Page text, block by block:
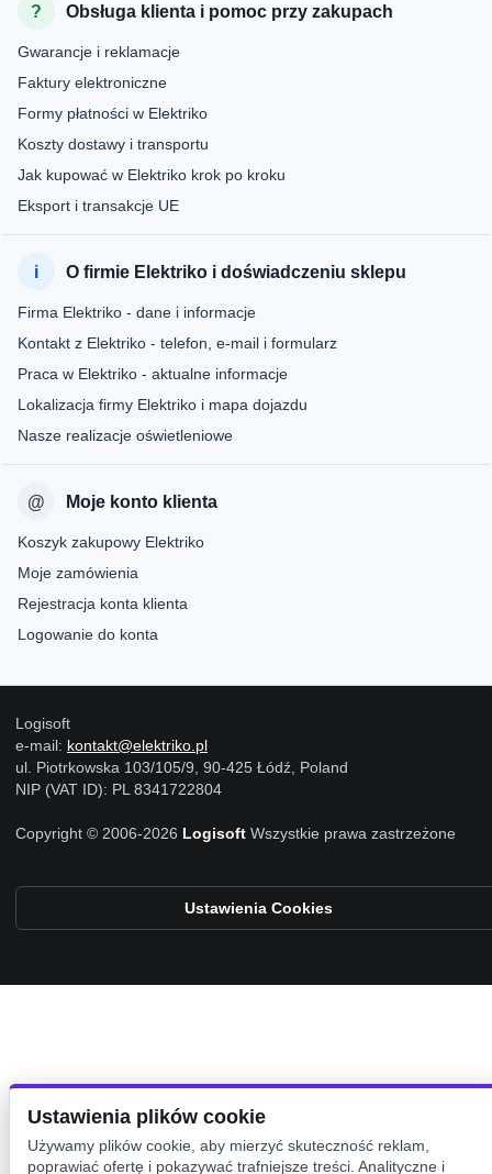
Obsługa klienta i pomoc przy zakupach
Gwarancje i reklamacje
Faktury elektroniczne
Formy płatności w Elektriko
Koszty dostawy i transportu
Jak kupować w Elektriko krok po kroku
Eksport i transakcje UE
O firmie Elektriko i doświadczeniu sklepu
Firma Elektriko - dane i informacje
Kontakt z Elektriko - telefon, e-mail i formularz
Praca w Elektriko - aktualne informacje
Lokalizacja firmy Elektriko i mapa dojazdu
Nasze realizacje oświetleniowe
Moje konto klienta
Koszyk zakupowy Elektriko
Moje zamówienia
Rejestracja konta klienta
Logowanie do konta
Logisoft
e-mail: kontakt@elektriko.pl
ul. Piotrkowska 103/105/9, 90-425 Łódź, Poland
NIP (VAT ID): PL 8341722804
Copyright © 2006-2026 Logisoft Wszystkie prawa zastrzeżone
Ustawienia Cookies
Ustawienia plików cookie
Używamy plików cookie, aby mierzyć skuteczność reklam,
poprawiać ofertę i pokazywać trafniejsze treści. Analityczne i